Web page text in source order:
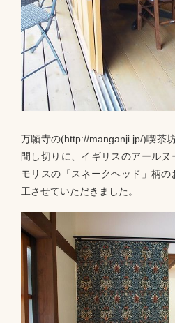
万願寺の(http://manganji.jp/)喫茶
間し切りに、イギリスのアール
モリスの「スネークヘッド」柄
工させていただきました。